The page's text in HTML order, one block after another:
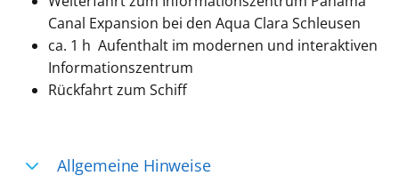
Canal Expansion bei den Aqua Clara Schleusen
ca. 1 h Aufenthalt im modernen und interaktiven
Informationszentrum
Rückfahrt zum Schiff
Allgemeine Hinweise